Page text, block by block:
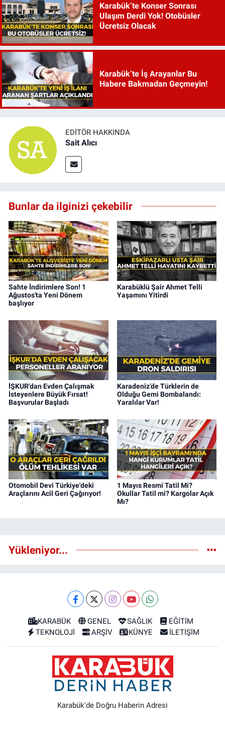
Karabük’te Konser Sonrası
Ulaşım Derdi Yok! Otobüsler
Ücretsiz Olacak
Karabük’te İş Arayanlar Bu
Habere Bakmadan Geçmeyin!
EDITÖR HAKKINDA
Sait Alıcı
Bunlar da ilginizi çekebilir
Sahte İndirimlere Son! 1
Ağustos'ta Yeni Dönem
başlıyor
Karabüklü Şair Ahmet Telli
Yaşamını Yitirdi
İŞKUR'dan Evden Çalışmak
İsteyenlere Büyük Fırsat!
Başvurular Başladı
Karadeniz’de Türklerin de
Olduğu Gemi Bombalandı:
Yaralılar Var!
Otomobil Devi Türkiye'deki
Araçlarını Acil Geri Çağırıyor!
1 Mayıs Resmi Tatil Mi?
Okullar Tatil mi? Kargolar Açık
Mı?
Yükleniyor...
KARABÜK GENEL SAĞLIK
EĞİTİM
TEKNOLOJİ
ARŞİV KÜNYE İLETİŞİM
Karabük'de Doğru Haberin Adresi